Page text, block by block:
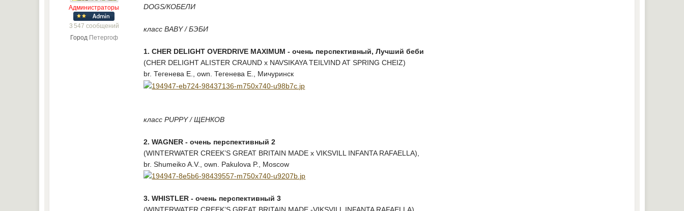
Администраторы
3 547 сообщений
Город Петергоф
DOGS/КОБЕЛИ
класс BABY / БЭБИ
1. CHER DELIGHT OVERDRIVE MAXIMUM - очень перспективный, Лучший беби
(CHER DELIGHT ALISTER CRAUND x NAVSIKAYA TEILVIND AT SPRING CHEIZ)
br. Тегенева Е., own. Тегенева Е., Мичуринск
класс PUPPY / ЩЕНКОВ
2. WAGNER - очень перспективный 2
(WINTERWATER CREEK’S GREAT BRITAIN MADE x VIKSVILL INFANTA RAFAELLA),
br. Shumeiko A.V., own. Pakulova P., Moscow
3. WHISTLER - очень перспективный 3